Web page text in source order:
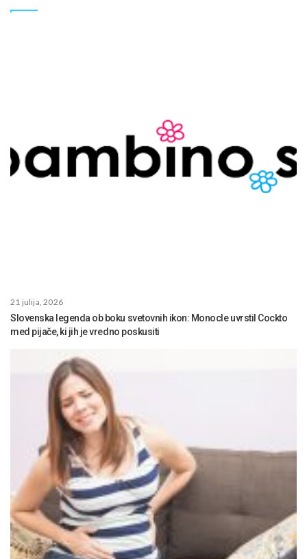
21 julija, 2026
Slovenska legenda ob boku svetovnih ikon: Monocle uvrstil Cockto
med pijače, ki jih je vredno poskusiti